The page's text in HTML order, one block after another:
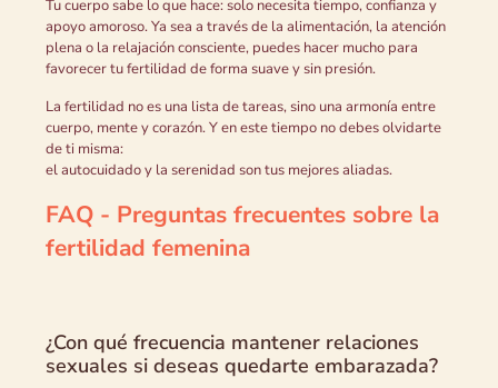
Tu cuerpo sabe lo que hace: solo necesita tiempo, confianza y
apoyo amoroso. Ya sea a través de la alimentación, la atención
plena o la relajación consciente, puedes hacer mucho para
favorecer tu fertilidad de forma suave y sin presión.
La fertilidad no es una lista de tareas, sino una armonía entre
cuerpo, mente y corazón. Y en este tiempo no debes olvidarte
de ti misma:
el autocuidado y la serenidad son tus mejores aliadas.
FAQ - Preguntas frecuentes sobre la
fertilidad femenina
¿Con qué frecuencia mantener relaciones
sexuales si deseas quedarte embarazada?